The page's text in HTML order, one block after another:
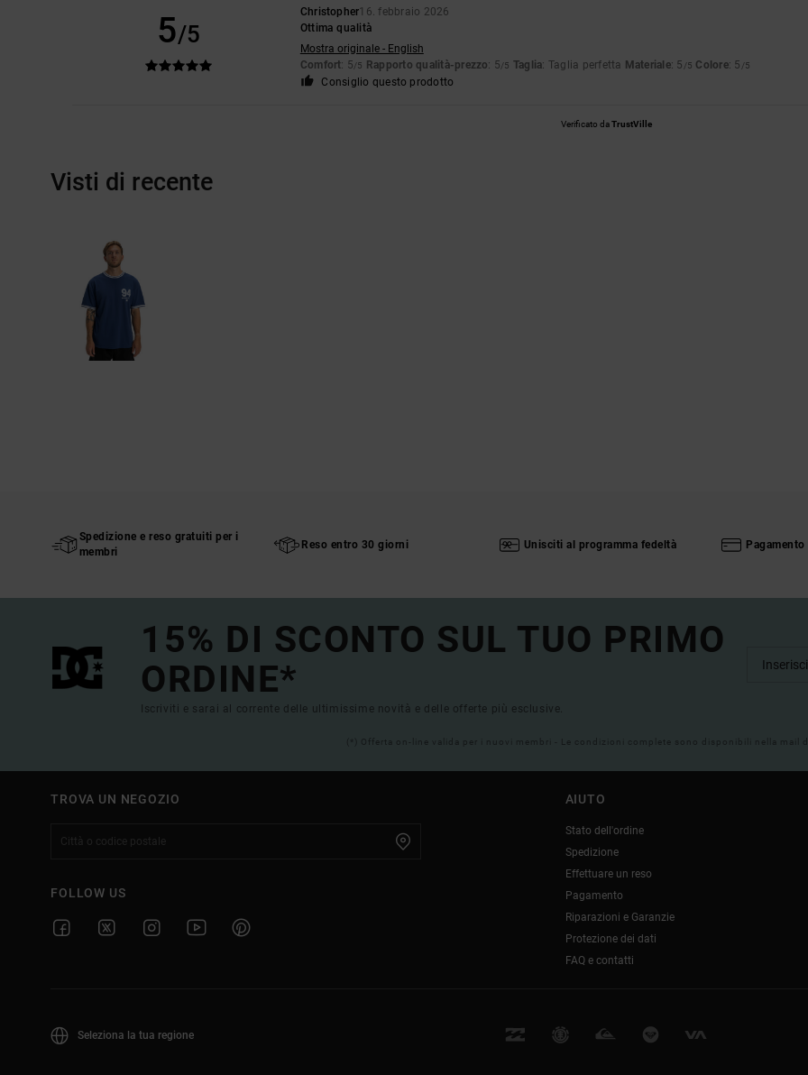
5/5
Christopher16. febbraio 2026
Ottima qualità
Mostra originale - English
Comfort: 5/5 Rapporto qualità-prezzo: 5/5 Taglia: Taglia perfetta Materiale: 5 /5 Colore: 5 /5
Consiglio questo prodotto
Verificato daTrustVille
Visti di recente
Spedizione e reso gratuiti per i
membri
Reso entro 30 giorni Unisciti al programma fedeltà
15% DI SCONTO SUL TUO PRIMO
ORDINE*
Iscriviti e sarai al corrente delle ultimissime novità e delle offerte più esclusive.
(*) Offerta on-line valida per i nuovi membri - Le condizioni complete sono disponibili nella mail
TROVA UN NEGOZIO
FOLLOW US
AIUTO
Stato dell'ordine
Spedizione
Effettuare un reso
Pagamento
Riparazioni e Garanzie
Protezione dei dati
FAQ e contatti
Seleziona la tua regione